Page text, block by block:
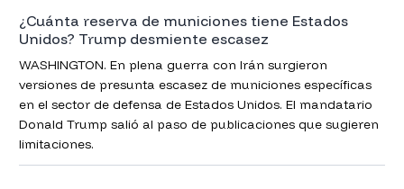
¿Cuánta reserva de municiones tiene Estados
Unidos? Trump desmiente escasez
WASHINGTON. En plena guerra con Irán surgieron
versiones de presunta escasez de municiones específicas
en el sector de defensa de Estados Unidos. El mandatario
Donald Trump salió al paso de publicaciones que sugieren
limitaciones.